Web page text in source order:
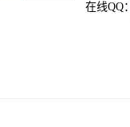
在线QQ：